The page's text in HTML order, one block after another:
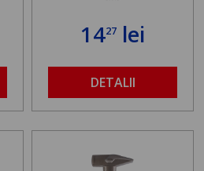
1427 lei
DETALII